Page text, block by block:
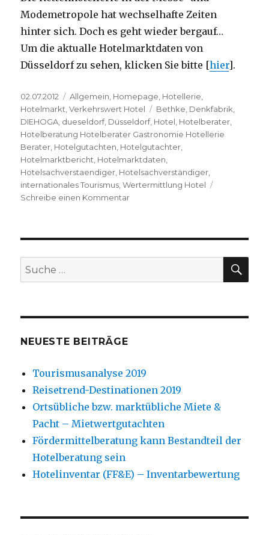
Modemetropole hat wechselhafte Zeiten
hinter sich. Doch es geht wieder bergauf…
Um die aktualle Hotelmarktdaten von
Düsseldorf zu sehen, klicken Sie bitte [hier].
Veröffentlicht
am
02.07.2012 Kategorien
Allgemein Homepage Hotellerie
Hotelmarkt ,Verkehrswert Hotel Schlagwörter
Bethke Denkfabrik
DIEHOGA dueseldorf, Düsseldorf, Hotel Hotelberater
Hotelberatung Hotelberater Gastronomie Hotellerie
Berater Hotelgutachten Hotelgutachter
Hotelmarktbericht Hotelmarktdaten
Hotelsachverstaendiger Hotelsachverständiger
internationales Tourismus ,Wertermittlung Hotel
Schreibe einen Kommentar
DIEHOGA
–
Suche
nach:
NEUESTE BEITRÄGE
Tourismusanalyse 2019
Reisetrend-Destinationen 2019
Ortsübliche bzw. marktübliche Miete &
Pacht – Mietwertgutachten
Fördermittelberatung kann Bestandteil der
Hotelberatung sein
Hotelinventar (FF&E) – Inventarbewertung